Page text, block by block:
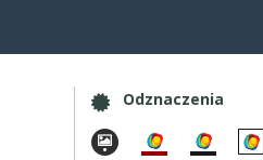
Odznaczenia